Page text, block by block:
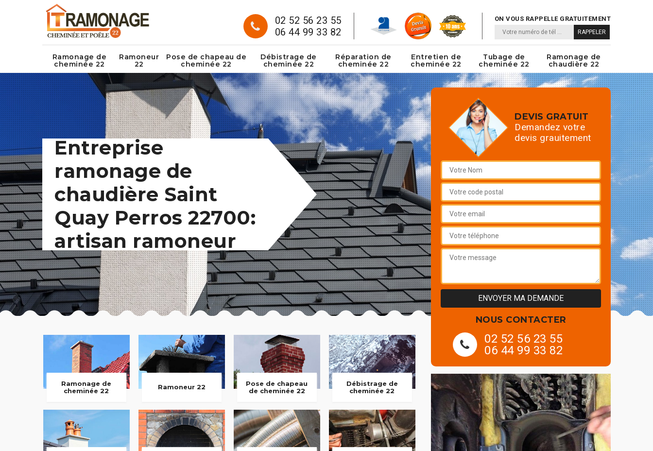
02 52 56 23 55
06 44 99 33 82
ON VOUS RAPPELLE GRATUITEMENT
Ramonage de
cheminée 22
Ramoneur
22
Pose de chapeau de
cheminée 22
Débistrage de
cheminée 22
Réparation de
cheminée 22
Entretien de
cheminée 22
Tubage de
cheminée 22
Ramonage de
chaudière 22
Entreprise
ramonage de
chaudière Saint
Quay Perros 22700:
artisan ramoneur
Ramonage de
cheminée 22
Ramoneur 22
Pose de chapeau
de cheminée 22
Débistrage de
cheminée 22
DEVIS GRATUIT
Demandez votre
devis grauitement
NOUS CONTACTER
02 52 56 23 55
06 44 99 33 82